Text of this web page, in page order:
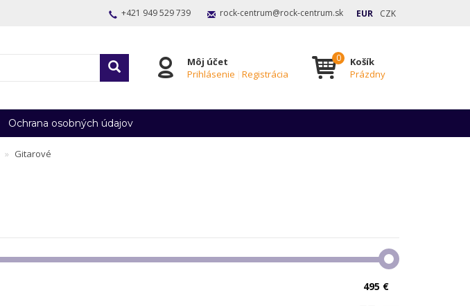
+421 949 529 739 rock-centrum@rock-centrum.sk EUR CZK
Môj účet
Prihlásenie | Registrácia
Košík
Prázdny
Ochrana osobných údajov
Gitarové
495 €